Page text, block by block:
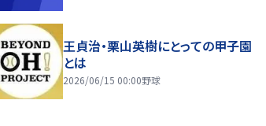
王貞治・栗山英樹にとっての甲子園
とは
2026/06/15 00:00野球